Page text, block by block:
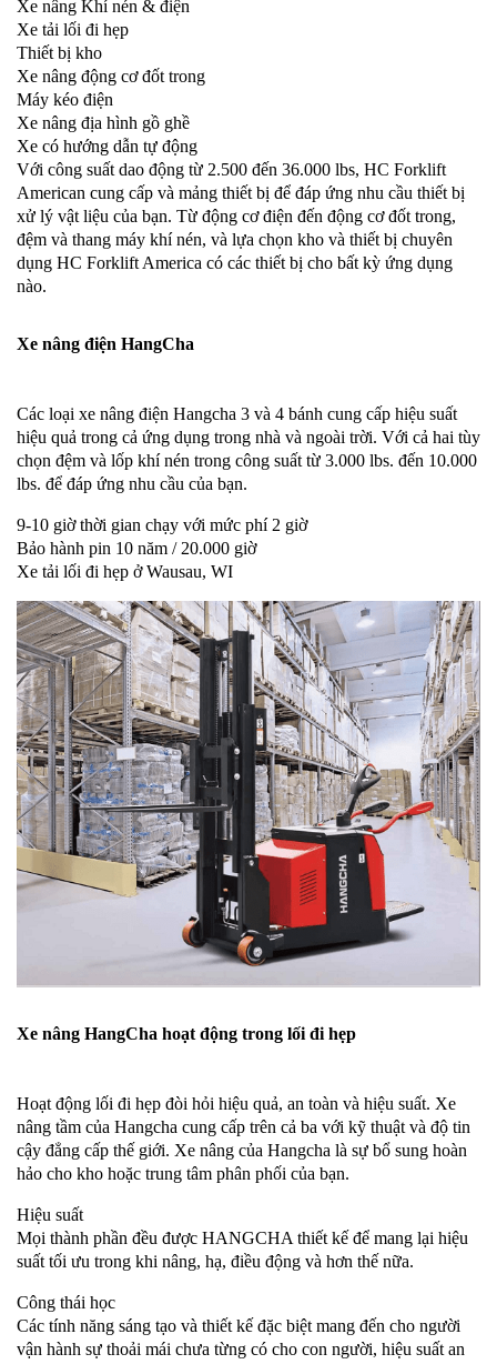
Xe nâng Khí nén & điện
Xe tải lối đi hẹp
Thiết bị kho
Xe nâng động cơ đốt trong
Máy kéo điện
Xe nâng địa hình gồ ghề
Xe có hướng dẫn tự động
Với công suất dao động từ 2.500 đến 36.000 lbs, HC Forklift
American cung cấp và mảng thiết bị để đáp ứng nhu cầu thiết bị
xử lý vật liệu của bạn. Từ động cơ điện đến động cơ đốt trong,
đệm và thang máy khí nén, và lựa chọn kho và thiết bị chuyên
dụng HC Forklift America có các thiết bị cho bất kỳ ứng dụng
nào.
Xe nâng điện HangCha
Các loại xe nâng điện Hangcha 3 và 4 bánh cung cấp hiệu suất
hiệu quả trong cả ứng dụng trong nhà và ngoài trời. Với cả hai tùy
chọn đệm và lốp khí nén trong công suất từ ​​3.000 lbs. đến 10.000
lbs. để đáp ứng nhu cầu của bạn.
9-10 giờ thời gian chạy với mức phí 2 giờ
Bảo hành pin 10 năm / 20.000 giờ
Xe tải lối đi hẹp ở Wausau, WI
Xe nâng HangCha hoạt động trong lối đi hẹp
Hoạt động lối đi hẹp đòi hỏi hiệu quả, an toàn và hiệu suất. Xe
nâng tầm của Hangcha cung cấp trên cả ba với kỹ thuật và độ tin
cậy đẳng cấp thế giới. Xe nâng của Hangcha là sự bổ sung hoàn
hảo cho kho hoặc trung tâm phân phối của bạn.
Hiệu suất
Mọi thành phần đều được HANGCHA thiết kế để mang lại hiệu
suất tối ưu trong khi nâng, hạ, điều động và hơn thế nữa.
Công thái học
Các tính năng sáng tạo và thiết kế đặc biệt mang đến cho người
vận hành sự thoải mái chưa từng có cho con người, hiệu suất an